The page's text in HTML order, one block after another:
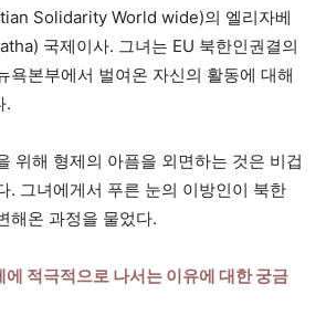
Solidarity World wide)의 엘리자베
국제이사. 그녀는 EU 북한인권결의
욕본부에서 벌여온 자신의 활동에 대해
.
위해 형제의 아픔을 외면하는 것은 비겁
. 그녀에게서 푸른 눈의 이방인이 북한
해온 과정을 물었다.
적극적으로 나서는 이유에 대한 궁금